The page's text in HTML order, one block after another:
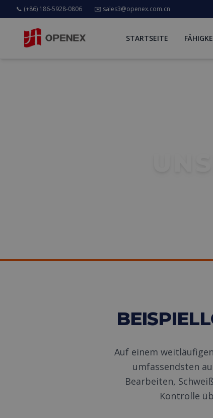
📞 (+86) 186-5928-0806 ✉️ sales3@openex.com.cn
STARTSEITE
Auf einem
umfassendsten
Bearbeiten,
Kontrolle